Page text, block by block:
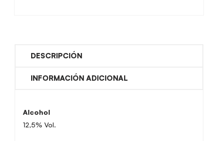
DESCRIPCIÓN
INFORMACIÓN ADICIONAL
Alcohol
12,5% Vol.